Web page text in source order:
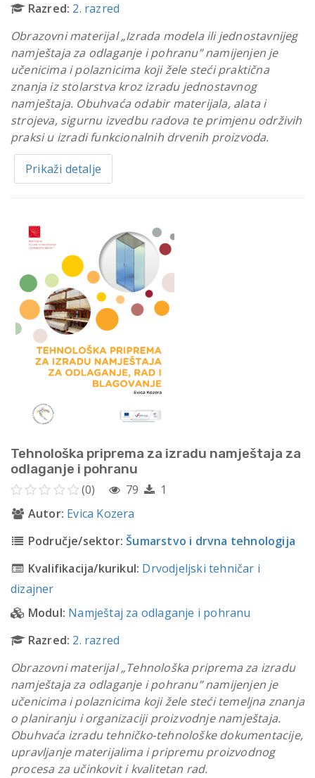
Razred: 2. razred
Obrazovni materijal „Izrada modela ili jednostavnijeg
namještaja za odlaganje i pohranu” namijenjen je
učenicima i polaznicima koji žele steći praktična
znanja iz stolarstva kroz izradu jednostavnog
namještaja. Obuhvaća odabir materijala, alata i
strojeva, sigurnu izvedbu radova te primjenu održivih
praksi u izradi funkcionalnih drvenih proizvoda.
Prikaži detalje
Tehnološka priprema za izradu namještaja za
odlaganje i pohranu
(0) 79
1
Autor: Evica Kozera
Područje/sektor: Šumarstvo i drvna tehnologija
Kvalifikacija/kurikul: Drvodjeljski tehničar i
dizajner
Modul: Namještaj za odlaganje i pohranu
Razred: 2. razred
Obrazovni materijal „Tehnološka priprema za izradu
namještaja za odlaganje i pohranu” namijenjen je
učenicima i polaznicima koji žele steći temeljna znanja
o planiranju i organizaciji proizvodnje namještaja.
Obuhvaća izradu tehničko‑tehnološke dokumentacije,
upravljanje materijalima i pripremu proizvodnog
procesa za učinkovit i kvalitetan rad.